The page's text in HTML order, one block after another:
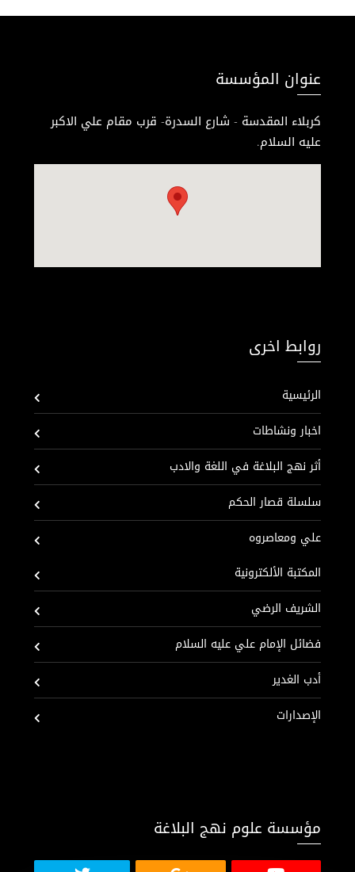
عنوان المؤسسة
كربلاء المقدسة - شارع السدرة- قرب مقام علي الاكبر
عليه السلام.
روابط اخرى
الرئيسية
اخبار ونشاطات
أثر نهج البلاغة في اللغة والادب
سلسلة قصار الحكم
علي ومعاصروه
المكتبة الألكترونية
الشريف الرضي
فضائل الإمام علي عليه السلام
أدب الغدير
الإصدارات
مؤسسة علوم نهج البلاغة